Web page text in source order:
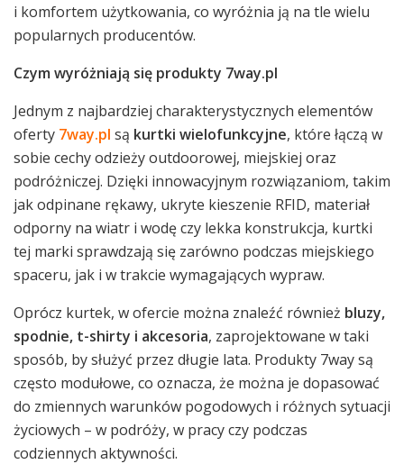
i komfortem użytkowania, co wyróżnia ją na tle wielu
popularnych producentów.
Czym wyróżniają się produkty 7way.pl
Jednym z najbardziej charakterystycznych elementów
oferty 7way.pl są kurtki wielofunkcyjne, które łączą w
sobie cechy odzieży outdoorowej, miejskiej oraz
podróżniczej. Dzięki innowacyjnym rozwiązaniom, takim
jak odpinane rękawy, ukryte kieszenie RFID, materiał
odporny na wiatr i wodę czy lekka konstrukcja, kurtki
tej marki sprawdzają się zarówno podczas miejskiego
spaceru, jak i w trakcie wymagających wypraw.
Oprócz kurtek, w ofercie można znaleźć również bluzy,
spodnie, t-shirty i akcesoria, zaprojektowane w taki
sposób, by służyć przez długie lata. Produkty 7way są
często modułowe, co oznacza, że można je dopasować
do zmiennych warunków pogodowych i różnych sytuacji
życiowych – w podróży, w pracy czy podczas
codziennych aktywności.